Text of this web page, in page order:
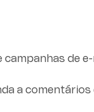
campanhas de
a comentários